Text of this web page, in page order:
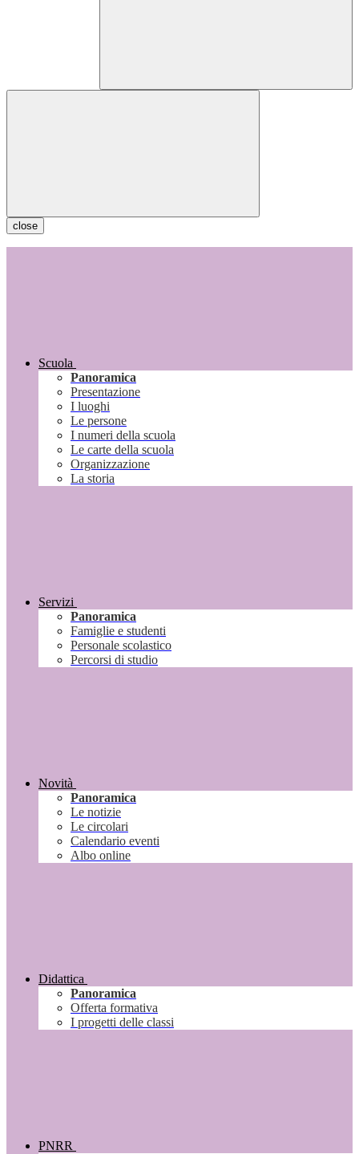
close
Scuola
Panoramica
Presentazione
I luoghi
Le persone
I numeri della scuola
Le carte della scuola
Organizzazione
La storia
Servizi
Panoramica
Famiglie e studenti
Personale scolastico
Percorsi di studio
Novità
Panoramica
Le notizie
Le circolari
Calendario eventi
Albo online
Didattica
Panoramica
Offerta formativa
I progetti delle classi
PNRR